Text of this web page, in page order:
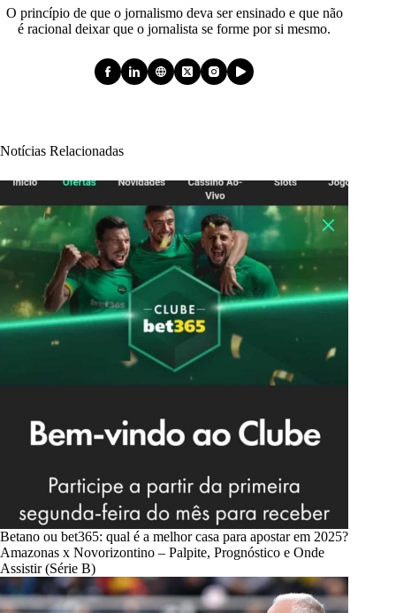
O princípio de que o jornalismo deva ser ensinado e que não
é racional deixar que o jornalista se forme por si mesmo.
Notícias Relacionadas
Betano ou bet365: qual é a melhor casa para apostar em 2025?
Amazonas x Novorizontino – Palpite, Prognóstico e Onde
Assistir (Série B)